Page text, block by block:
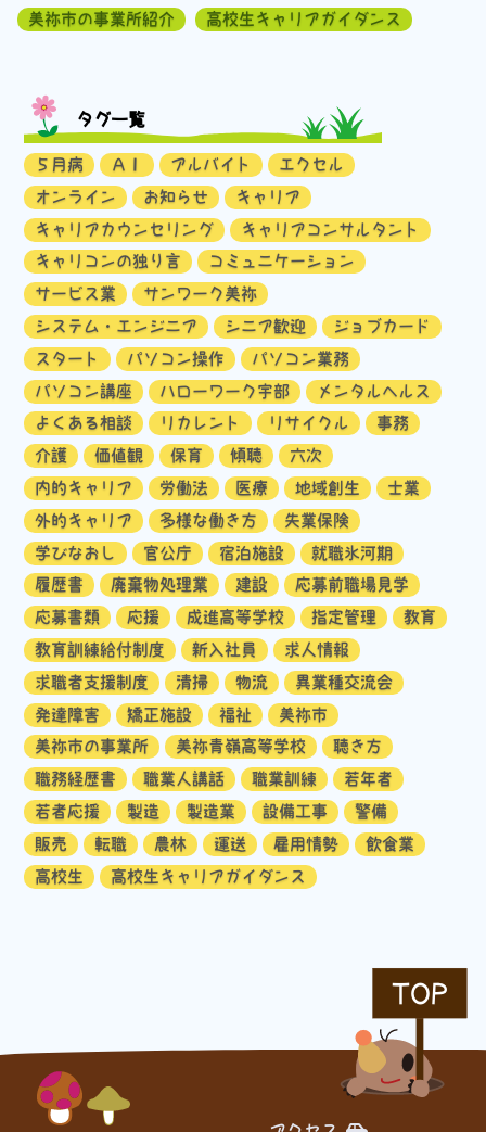
美祢市の事業所紹介
高校生キャリアガイダンス
タグ一覧
５月病 ＡＩ アルバイト
エクセル
オンライン
お知らせ
キャリア
キャリアカウンセリング
キャリアコンサルタント
キャリコンの独り言
コミュニケーション
サービス業
サンワーク美祢
システム・エンジニア
シニア歓迎
ジョブカード
スタート
パソコン操作
パソコン業務
パソコン講座
ハローワーク宇部
メンタルヘルス
よくある相談
リカレント リサイクル
事務
介護
価値観 保育 傾聴
六次
内的キャリア
労働法 医療 地域創生
士業
外的キャリア
多様な働き方
失業保険
学びなおし
官公庁 宿泊施設
就職氷河期
履歴書
廃棄物処理業 建設
応募前職場見学
応募書類
応援 成進高等学校 指定管理
教育
教育訓練給付制度
新入社員
求人情報
求職者支援制度
清掃 物流
異業種交流会
発達障害
矯正施設 福祉
美祢市
美祢市の事業所
美祢青嶺高等学校
聴き方
職務経歴書
職業人講話 職業訓練
若年者
若者応援
製造 製造業 設備工事
警備
販売
転職 農林 運送 雇用情勢
飲食業
高校生
高校生キャリアガイダンス
TOP